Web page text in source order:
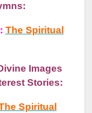
The Spiritual
Images
Stories:
Spiritual